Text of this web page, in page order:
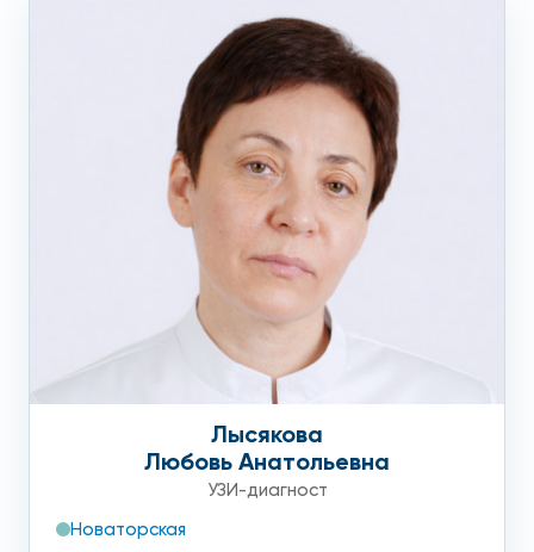
Лысякова
Любовь Анатольевна
УЗИ-диагност
Новаторская